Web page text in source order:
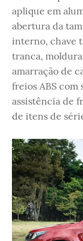
aplique em
abertura da
interno, chave
tranca,
amarração de
freios ABS
assistência de
de itens de